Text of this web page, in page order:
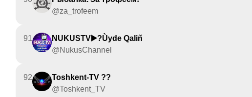
@za_trofeem
91
NUKUSTV▶️?Ùyde Qaliñ
@NukusChannel
92
Toshkent-TV ??
@Toshkent_TV